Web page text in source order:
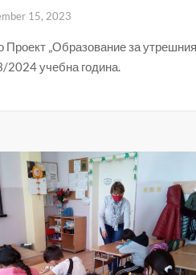
15, 2023
Проект „Образование за утрешния
2024 учебна година.